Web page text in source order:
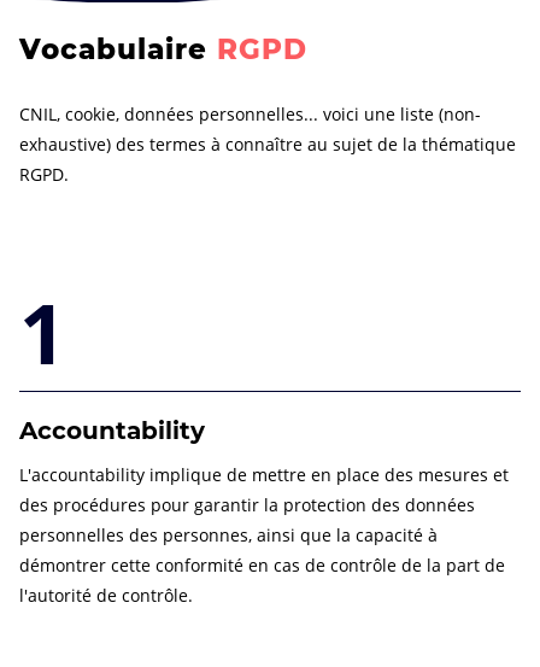
Vocabulaire RGPD
CNIL, cookie, données personnelles... voici une liste (non-
exhaustive) des termes à connaître au sujet de la thématique
RGPD.
1
Accountability
L'accountability implique de mettre en place des mesures et
des procédures pour garantir la protection des données
personnelles des personnes, ainsi que la capacité à
démontrer cette conformité en cas de contrôle de la part de
l'autorité de contrôle.